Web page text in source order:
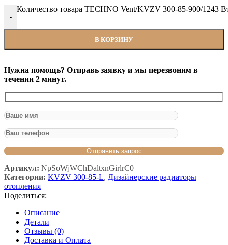
-
Количество товара TECHNO Vent/KVZV 300-85-900/1243
В КОРЗИНУ
Нужна помощь? Отправь заявку и мы перезвоним в
течении 2 минут.
Артикул: NpSoWjWChDaltxnGirlrC0
Категории: KVZV 300-85-L, Дизайнерские радиаторы
отопления
Поделиться:
Описание
Детали
Отзывы (0)
Доставка и Оплата